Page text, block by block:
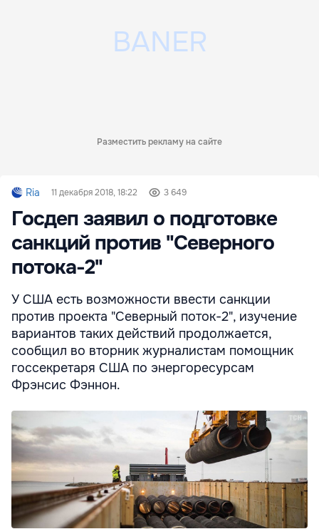
Разместить рекламу на сайте
Ria 11 декабря 2018, 18:22 3 649
Госдеп заявил о подготовке
санкций против "Северного
потока-2"
У США есть возможности ввести санкции
против проекта "Северный поток-2", изучение
вариантов таких действий продолжается,
сообщил во вторник журналистам помощник
госсекретаря США по энергоресурсам
Фрэнсис Фэннон.